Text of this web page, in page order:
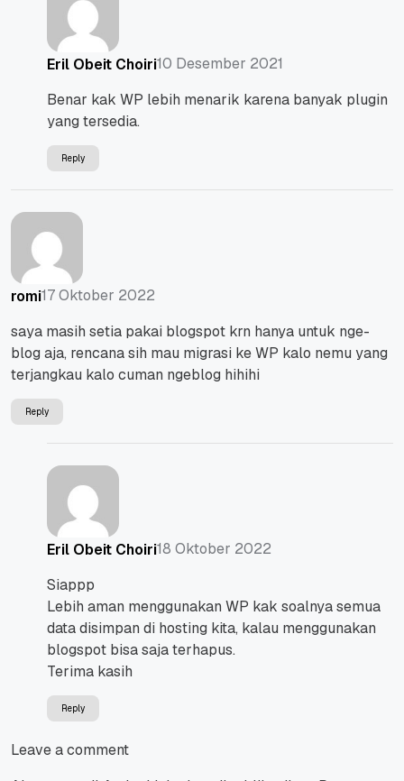
Eril Obeit Choiri10 Desember 2021
Benar kak WP lebih menarik karena banyak plugin
yang tersedia.
Reply
romi17 Oktober 2022
saya masih setia pakai blogspot krn hanya untuk nge-
blog aja, rencana sih mau migrasi ke WP kalo nemu yang
terjangkau kalo cuman ngeblog hihihi
Reply
Eril Obeit Choiri18 Oktober 2022
Siappp
Lebih aman menggunakan WP kak soalnya semua
data disimpan di hosting kita, kalau menggunakan
blogspot bisa saja terhapus.
Terima kasih
Reply
Leave a comment